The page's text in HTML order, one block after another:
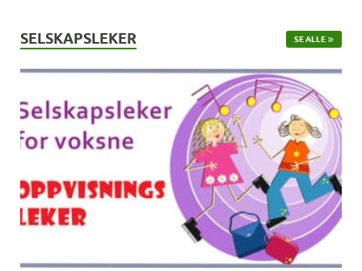
SELSKAPSLEKER SE ALLE